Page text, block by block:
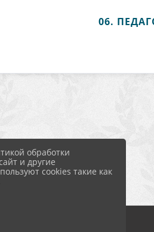
06.
обработки
и другие
cookies такие как